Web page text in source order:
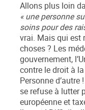
Allons plus loin
« une personne
soins pour des
vrai. Mais qui est
choses ? Les
gouvernement,
contre le droit à
Personne
se refuse à lutter
européenne et